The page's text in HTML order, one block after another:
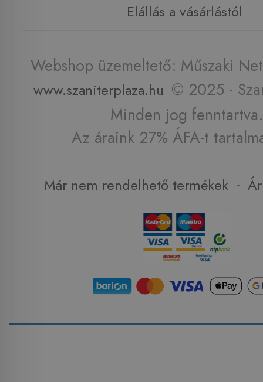
Elállás a vásárlástól
Webshop üzemeltető: Műszaki
www.szaniterplaza.hu © 2025 -
Minden jog fenntartva.
Az áraink 27% ÁFA-t
Már nem rendelhető termékek -